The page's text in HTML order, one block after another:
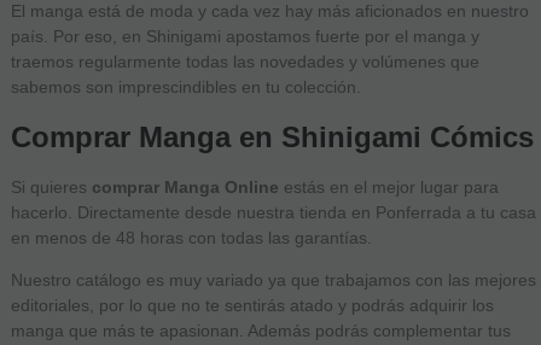
El manga está de moda y cada vez hay más aficionados en nuestro
país. Por eso, en Shinigami apostamos fuerte por el manga y
traemos regularmente todas las novedades y volúmenes que
sabemos son imprescindibles en tu colección.
Comprar Manga en Shinigami Cómics
Si quieres comprar Manga Online estás en el mejor lugar para
hacerlo. Directamente desde nuestra tienda en Ponferrada a tu casa
en menos de 48 horas con todas las garantías.
Nuestro catálogo es muy variado ya que trabajamos con las mejores
editoriales, por lo que no te sentirás atado y podrás adquirir los
manga que más te apasionan. Además podrás complementar tus